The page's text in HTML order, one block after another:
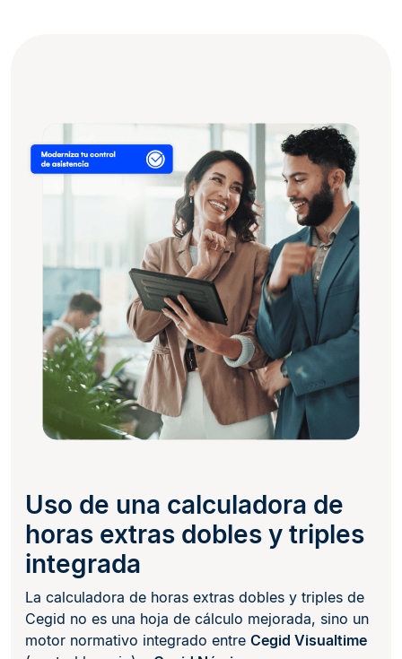
Uso de una calculadora de
horas extras dobles y triples
integrada
La calculadora de horas extras dobles y triples de
Cegid no es una hoja de cálculo mejorada, sino un
motor normativo integrado entre Cegid Visualtime